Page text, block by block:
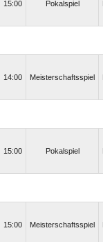
15:00 Pokalspiel
14:00 Meisterschaftsspiel
15:00 Pokalspiel
15:00 Meisterschaftsspiel